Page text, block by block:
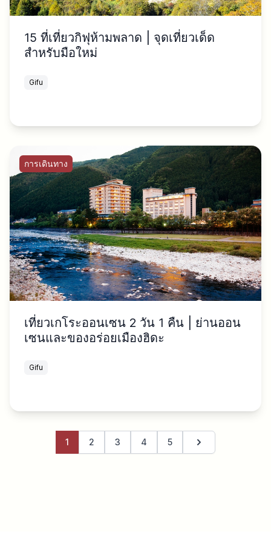
15 ที่เที่ยวกิฟุห้ามพลาด | จุดเที่ยวเด็ด
สำหรับมือใหม่
Gifu
การเดินทาง
เที่ยวเกโระออนเซน 2 วัน 1 คืน | ย่านออน
เซนและของอร่อยเมืองฮิดะ
Gifu
1 2 3 4 5 หน้าถัดไป